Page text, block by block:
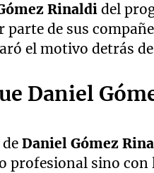
Rinaldi del
parte de sus
el motivo detrás
Daniel
Daniel Gómez
profesional sino